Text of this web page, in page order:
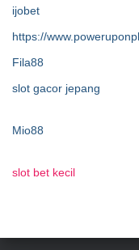
ijobet
https://
Fila88
slot gacor jepang
Mio88
slot bet kecil